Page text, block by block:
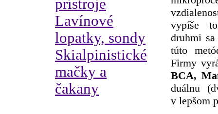
prístroje
Lavínové
lopatky, sondy
Skialpinistické
mačky a
čakany
vypíše
druhmi
túto
Firmy
BCA,
duálnu
v lepšom